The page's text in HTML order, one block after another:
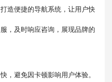
造便捷的导航系统，让用户快
，及时响应咨询，展现品牌的
，避免因卡顿影响用户体验。